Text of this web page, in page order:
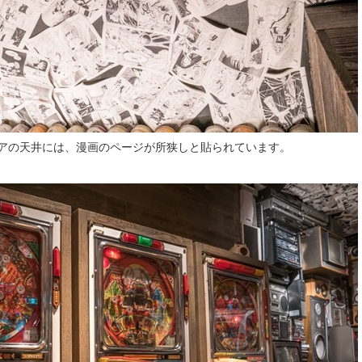
の天井には、漫画のページが所狭しと貼られています。